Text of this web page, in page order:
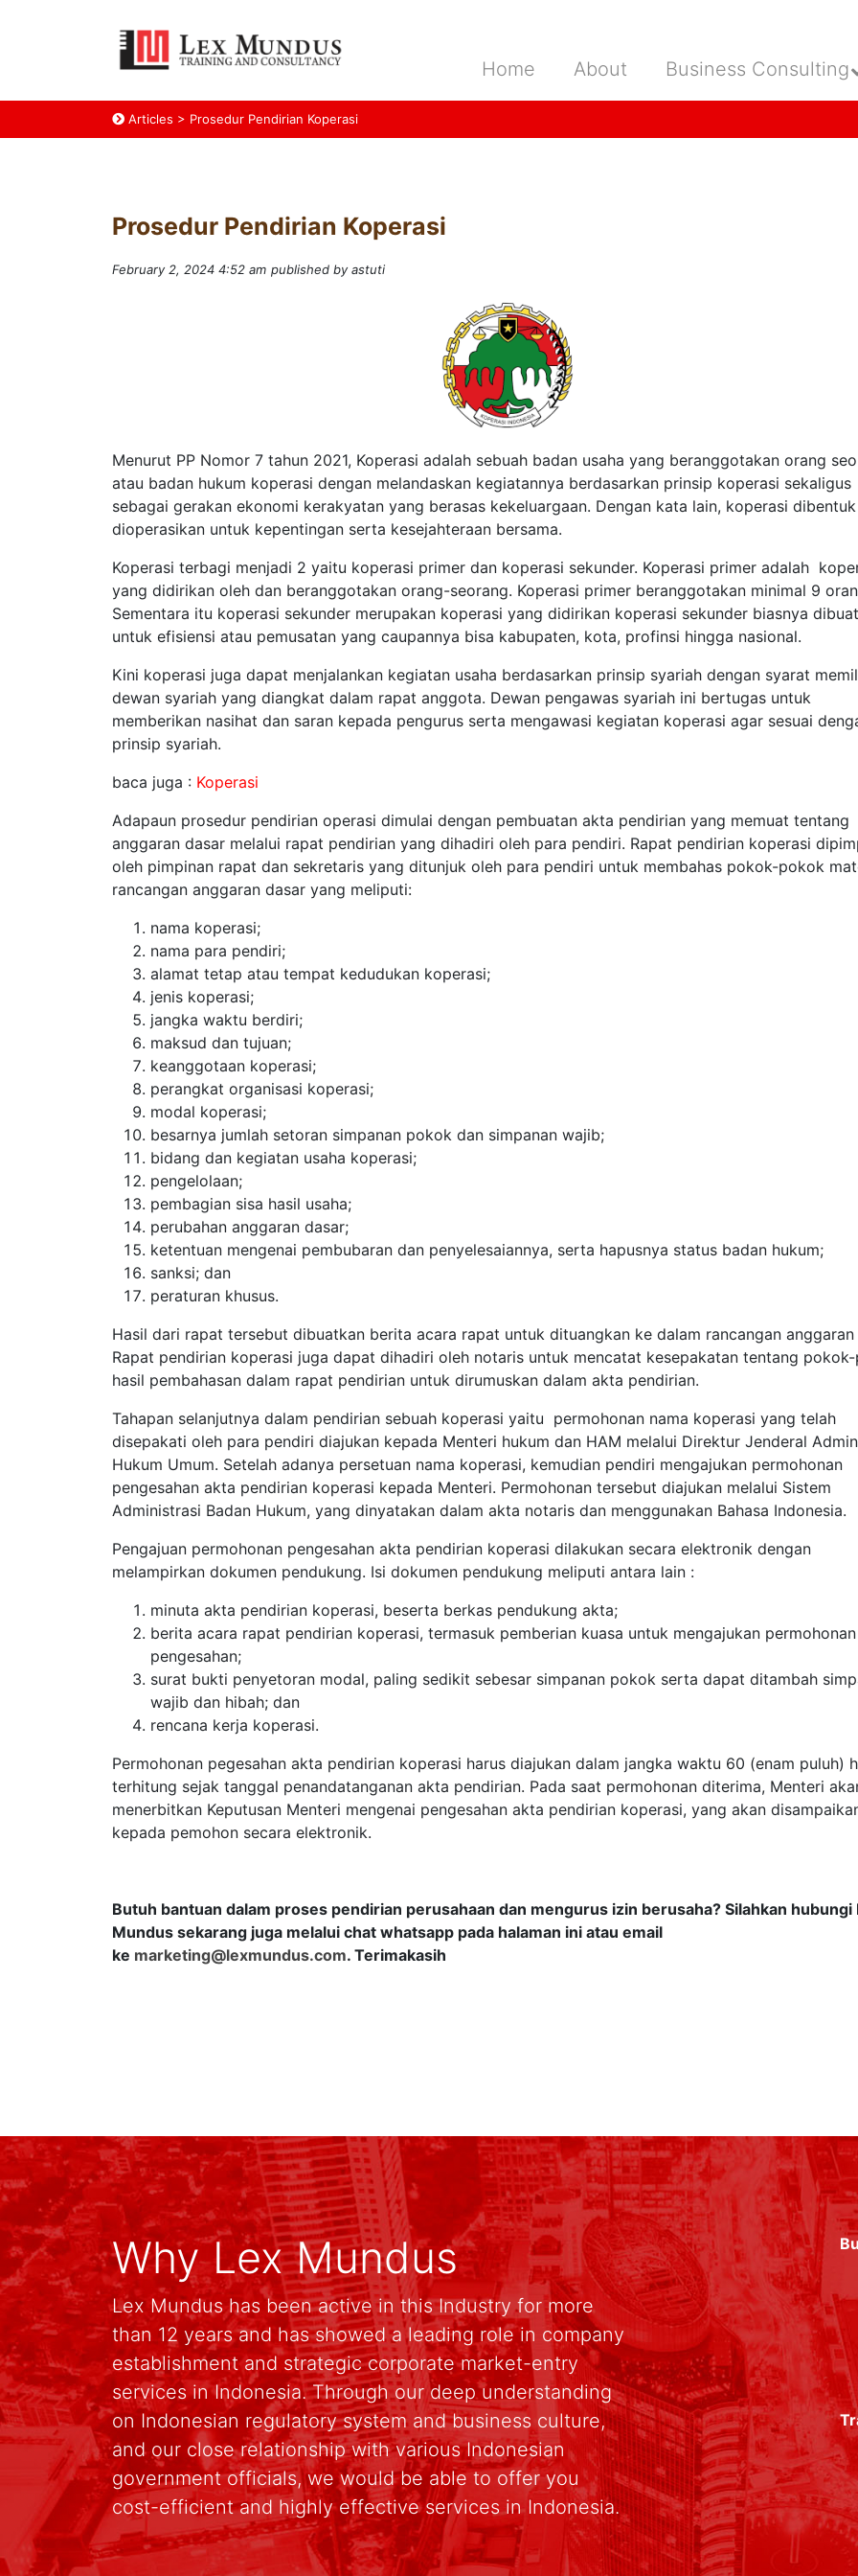
Home About Business Consulting
Articles > Prosedur Pendirian Koperasi
Prosedur Pendirian Koperasi
February 2, 2024 4:52 am published by astuti
Menurut PP Nomor 7 tahun 2021, Koperasi adalah sebuah badan usaha yang beranggotakan orang
atau badan hukum koperasi dengan melandaskan kegiatannya berdasarkan prinsip koperasi sekaligus
sebagai gerakan ekonomi kerakyatan yang berasas kekeluargaan. Dengan kata lain, koperasi
dioperasikan untuk kepentingan serta kesejahteraan bersama.
Koperasi terbagi menjadi 2 yaitu koperasi primer dan koperasi sekunder. Koperasi primer adalah
yang didirikan oleh dan beranggotakan orang-seorang. Koperasi primer beranggotakan minimal 9
Sementara itu koperasi sekunder merupakan koperasi yang didirikan koperasi sekunder biasnya dibuat
untuk efisiensi atau pemusatan yang caupannya bisa kabupaten, kota, profinsi hingga nasional.
Kini koperasi juga dapat menjalankan kegiatan usaha berdasarkan prinsip syariah dengan syarat
dewan syariah yang diangkat dalam rapat anggota. Dewan pengawas syariah ini bertugas untuk
memberikan nasihat dan saran kepada pengurus serta mengawasi kegiatan koperasi agar sesuai
prinsip syariah.
baca juga : Koperasi
Adapaun prosedur pendirian operasi dimulai dengan pembuatan akta pendirian yang memuat tentang
anggaran dasar melalui rapat pendirian yang dihadiri oleh para pendiri. Rapat pendirian koperasi
oleh pimpinan rapat dan sekretaris yang ditunjuk oleh para pendiri untuk membahas pokok-pokok
rancangan anggaran dasar yang meliputi:
nama koperasi;
nama para pendiri;
alamat tetap atau tempat kedudukan koperasi;
jenis koperasi;
jangka waktu berdiri;
maksud dan tujuan;
keanggotaan koperasi;
perangkat organisasi koperasi;
modal koperasi;
besarnya jumlah setoran simpanan pokok dan simpanan wajib;
bidang dan kegiatan usaha koperasi;
pengelolaan;
pembagian sisa hasil usaha;
perubahan anggaran dasar;
ketentuan mengenai pembubaran dan penyelesaiannya, serta hapusnya status badan hukum;
sanksi; dan
peraturan khusus.
Hasil dari rapat tersebut dibuatkan berita acara rapat untuk dituangkan ke dalam rancangan anggaran
Rapat pendirian koperasi juga dapat dihadiri oleh notaris untuk mencatat kesepakatan tentang
hasil pembahasan dalam rapat pendirian untuk dirumuskan dalam akta pendirian.
Tahapan selanjutnya dalam pendirian sebuah koperasi yaitu permohonan nama koperasi yang telah
disepakati oleh para pendiri diajukan kepada Menteri hukum dan HAM melalui Direktur Jenderal
Hukum Umum. Setelah adanya persetuan nama koperasi, kemudian pendiri mengajukan permohonan
pengesahan akta pendirian koperasi kepada Menteri. Permohonan tersebut diajukan melalui Sistem
Administrasi Badan Hukum, yang dinyatakan dalam akta notaris dan menggunakan Bahasa Indonesia.
Pengajuan permohonan pengesahan akta pendirian koperasi dilakukan secara elektronik dengan
melampirkan dokumen pendukung. Isi dokumen pendukung meliputi antara lain :
minuta akta pendirian koperasi, beserta berkas pendukung akta;
berita acara rapat pendirian koperasi, termasuk pemberian kuasa untuk mengajukan permohonan
pengesahan;
surat bukti penyetoran modal, paling sedikit sebesar simpanan pokok serta dapat ditambah
wajib dan hibah; dan
rencana kerja koperasi.
Permohonan pegesahan akta pendirian koperasi harus diajukan dalam jangka waktu 60 (enam puluh)
terhitung sejak tanggal penandatanganan akta pendirian. Pada saat permohonan diterima, Menteri
menerbitkan Keputusan Menteri mengenai pengesahan akta pendirian koperasi, yang akan
kepada pemohon secara elektronik.
Butuh bantuan dalam proses pendirian perusahaan dan mengurus izin berusaha? Silahkan hubungi
Mundus sekarang juga melalui chat whatsapp pada halaman ini atau email
ke marketing@lexmundus.com. Terimakasih
Why Lex Mundus
Lex Mundus has been active in this Industry for more
than 12 years and has showed a leading role in company
establishment and strategic corporate market-entry
services in Indonesia. Through our deep understanding
on Indonesian regulatory system and business culture,
and our close relationship with various Indonesian
government officials, we would be able to offer you
cost-efficient and highly effective services in Indonesia.